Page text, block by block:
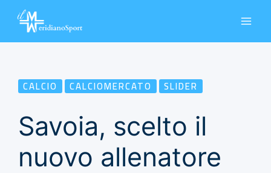
CALCIO CALCIOMERCATO SLIDER
Savoia, scelto il
nuovo allenatore